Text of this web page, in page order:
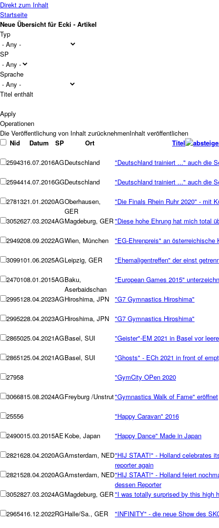
Direkt zum Inhalt
Startseite
Neue Übersicht für Ecki - Artikel
Typ
SP
Sprache
Titel enthält
Operationen
Nid Datum SP Ort Titel
2594316.07.2016AGDeutschland "Deutschland trainiert ..." auch die
2594414.07.2016GGDeutschland "Deutschland trainiert ..." auch die
2781321.01.2020AGOberhausen,
GER
"Die Finals Rhein Ruhr 2020" - mit
3052627.03.2024AGMagdeburg, GER"Diese hohe Ehrung hat mich total
2949208.09.2022AGWien, München "EG-Ehrenpreis" an österreichische
3099101.06.2025AGLeipzig, GER "Ehemaligentreffen" der einst
2470108.01.2015AGBaku,
Aserbaidschan
"European Games 2015"
2995128.04.2023AGHiroshima, JPN "G7 Gymnastics Hiroshima"
2995228.04.2023AGHiroshima, JPN "G7 Gymnastics Hiroshima"
2865025.04.2021AGBasel, SUI "Geister"-EM 2021 in Basel vor
2865125.04.2021AGBasel, SUI "Ghosts" - ECh 2021 in front of
27958 "GymCity OPen 2020
3066815.08.2024AGFreyburg /Unstrut"Gymnastics Walk of Fame" eröffnet
25556 "Happy Caravan" 2016
2490015.03.2015AE Kobe, Japan "Happy Dance" Made in Japan
2821628.04.2020AGAmsterdam, NED"HIJ STAAT!" - Holland celebrates
reporter again
2821528.04.2020AGAmsterdam, NED"HIJ STAAT!" - Holland feiert
dessen Reporter
3052827.03.2024AGMagdeburg, GER"I was totally surprised by this high
2965416.12.2022RGHalle/Sa., GER "INFINITY" - die neue Show des